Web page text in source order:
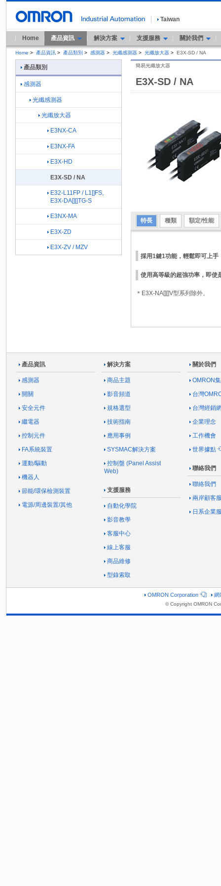
Taiwan
Home 產品資訊 解決方案 支援服務 關於我們
Home > 產品資訊 > 產品類別 > 感測器 > 光纖感測器 > 光纖放大器 > E3X-SD / NA
E3X-SD / NA
簡易光纖放大器
特長 種類 額定/性能
採用1鍵1功能，輕鬆即可上手
使用高等級的超強功率，即使
＊E3X-NA[][]V型系列除外。
產品類別
感測器
光纖感測器
光纖放大器
E3NX-CA
E3NX-FA
E3X-HD
E3X-SD / NA
E32-L11FP / L1[]FS,
E3X-DA[][]TG-S
E3NX-MA
E3X-ZD
E3X-ZV / MZV
產品資訊
感測器
開關
安全元件
繼電器
控制元件
FA系統裝置
運動/驅動
機器人
節能/環保檢測裝置
電源/周邊裝置/其他
解決方案
商品主題
影音頻道
規格選型
技術指南
應用事例
SYSMAC解決方案
控制盤 (Panel Assist
Web)
支援服務
自動化學院
影音教學
客服中心
線上客服
商品維修
型錄索取
關於我們
OMRON
台灣
台灣經銷
企業理念
工作機會
世界據點
聯絡我們
聯絡我們
兩岸顧客
日系企業
OMRON Corporation 網
© Copyright OMRON